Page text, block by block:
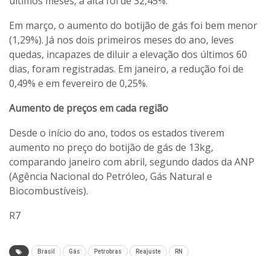
Em março, o aumento do botijão de gás foi bem menor
(1,29%). Já nos dois primeiros meses do ano, leves
quedas, incapazes de diluir a elevação dos últimos 60
dias, foram registradas. Em janeiro, a redução foi de
0,49% e em fevereiro de 0,25%.
Aumento de preços em cada região
Desde o início do ano, todos os estados tiverem
aumento no preço do botijão de gás de 13kg,
comparando janeiro com abril, segundo dados da ANP
(Agência Nacional do Petróleo, Gás Natural e
Biocombustíveis).
R7
Brasil Gás Petrobras Reajuste RN